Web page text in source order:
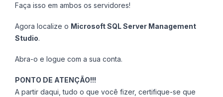
Faça isso em ambos os servidores!
Agora localize o Microsoft SQL Server Management
Studio.
Abra-o e logue com a sua conta.
PONTO DE ATENÇÃO!!!
A partir daqui, tudo o que você fizer, certifique-se que